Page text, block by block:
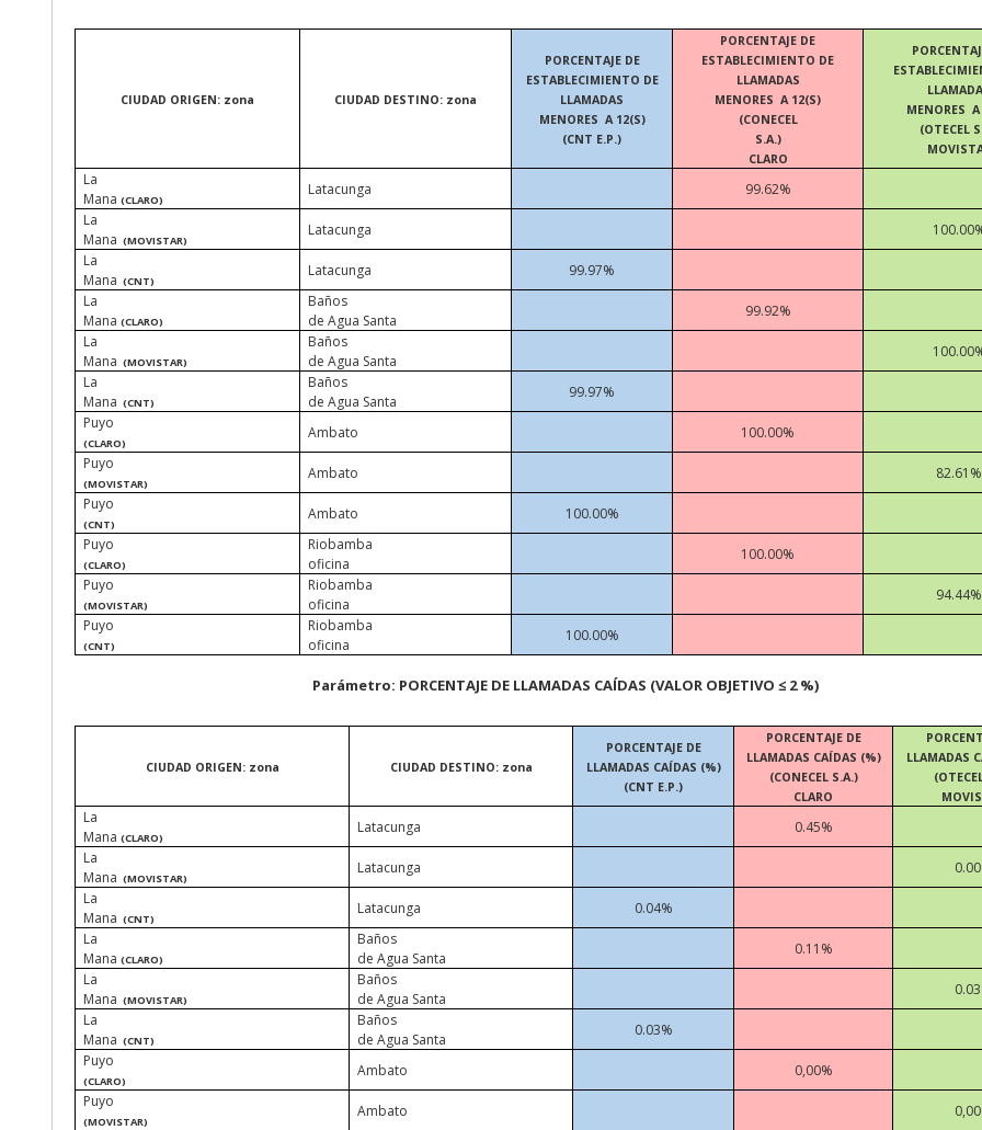
CIUDAD ORIGEN: zona CIUDAD DESTINO: zona
PORCENTAJE DE
ESTABLECIMIENTO DE
LLAMADAS
MENORES A 12(S)
(CNT E.P.)
PORCENTAJE DE
ESTABLECIMIENTO DE
LLAMADAS
MENORES A 12(S)
(CONECEL
S.A.)
CLARO
MENORES
(OTECEL
La
Mana(CLARO)
Latacunga
99.62%
La
Mana (MOVISTAR)
Latacunga
La
Mana (CNT)
Latacunga
99.97%
La
Mana(CLARO)
Baños
de Agua Santa
99.92%
La
Mana (MOVISTAR)
Baños
de Agua Santa
La
Mana (CNT)
Baños
de Agua Santa
99.97%
Puyo
(CLARO)
Ambato
100.00%
Puyo
(MOVISTAR)
Ambato
82.61%
Puyo
(CNT)
Ambato
100.00%
Puyo
(CLARO)
Riobamba
oficina
100.00%
Puyo
(MOVISTAR)
Riobamba
oficina
94.44%
Puyo
(CNT)
Riobamba
oficina
100.00%
Parámetro: PORCENTAJE DE LLAMADAS CAÍDAS (VALOR OBJETIVO ≤ 2 %)
CIUDAD ORIGEN: zona CIUDAD DESTINO: zona
PORCENTAJE DE
LLAMADAS CAÍDAS (%)
(CNT E.P.)
PORCENTAJE DE
LLAMADAS CAÍDAS (%)
(CONECEL S.A.)
CLARO
LLAMADAS
La
Mana(CLARO)
Latacunga
0.45%
La
Mana (MOVISTAR)
Latacunga
La
Mana (CNT)
Latacunga
0.04%
La
Mana(CLARO)
Baños
de Agua Santa
0.11%
La
Mana (MOVISTAR)
Baños
de Agua Santa
La
Mana (CNT)
Baños
de Agua Santa
0.03%
Puyo
(CLARO)
Ambato
0,00%
Puyo
(MOVISTAR)
Ambato